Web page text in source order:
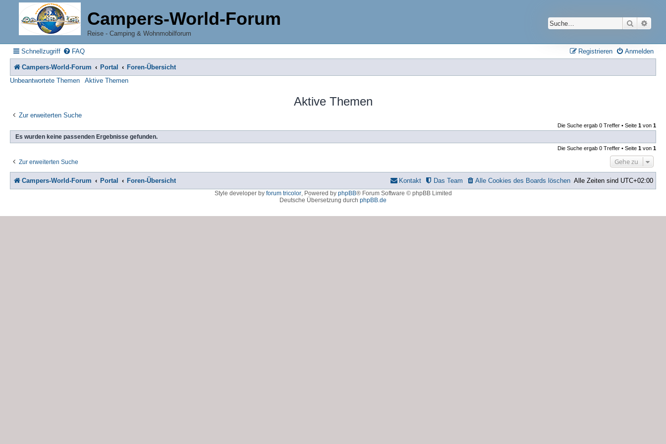
Campers-World-Forum
Reise - Camping & Wohnmobilforum
Suche
Schnellzugriff FAQ Anmelden
Registrieren
Campers-World-Forum Portal
Foren-Übersicht
Unbeantwortete Themen
Aktive Themen
Aktive Themen
Zur erweiterten Suche
Die Suche ergab 0 Treffer • Seite 1 von 1
Es wurden keine passenden Ergebnisse gefunden.
Die Suche ergab 0 Treffer • Seite 1 von 1
Zur erweiterten Suche Gehe zu
Campers-World-Forum Portal Foren-Übersicht Alle Zeiten sind UTC+02:00
Alle Cookies des Boards löschen
Das Team
Kontakt
Style developer by forum tricolor, Powered by phpBB® Forum Software © phpBB Limited
Deutsche Übersetzung durch phpBB.de